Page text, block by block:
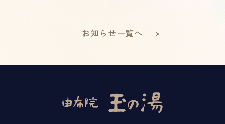
お知らせ一覧へ